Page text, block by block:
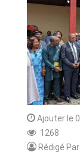
ART &
BREAKING-
CAMEROUN
Ajouter le
1268
Rédigé